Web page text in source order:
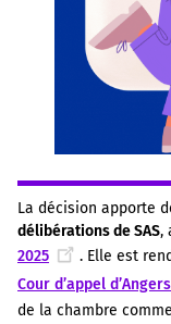
La décision apporte
délibérations de SAS,
2025
. Elle est
Cour d’appel
de la chambre